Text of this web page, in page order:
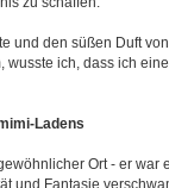
und den süßen Duft
ich, dass ich
Ladens
Ort - er war
und Fantasie